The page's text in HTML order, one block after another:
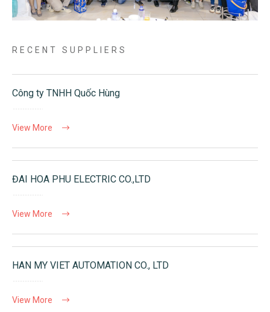
RECENT SUPPLIERS
Công ty TNHH Quốc Hùng
View More
ĐAI HOA PHU ELECTRIC CO.,LTD
View More
HAN MY VIET AUTOMATION CO., LTD
View More